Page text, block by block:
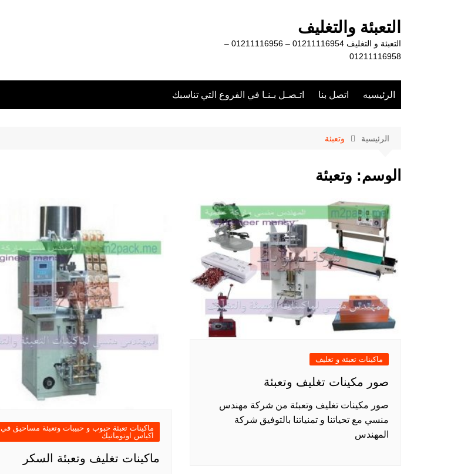
التعبئة والتغليف
التعبئة و التغليف 01211116954 – 01211116956 –
01211116958
الرئيسيه اتصل بنا اتـصـل بـنـا في الفروع التي تناسبك
الرئيسية وتعبئة
الوسم: وتعبئة
ماكينات تعبئة و تغليف
صور مكينات تغليف وتعبئة
صور مكينات تغليف وتعبئة من شركة مهندس
منسي مع تحياتنا و تمنياتنا بالتوفيق شركة
المهندس
ماكينات تعبئة حبوب و حبيبات وتعبئة مساحيق في
اكياس اوتوماتيك
ماكينات تغليف وتعبئة السكر